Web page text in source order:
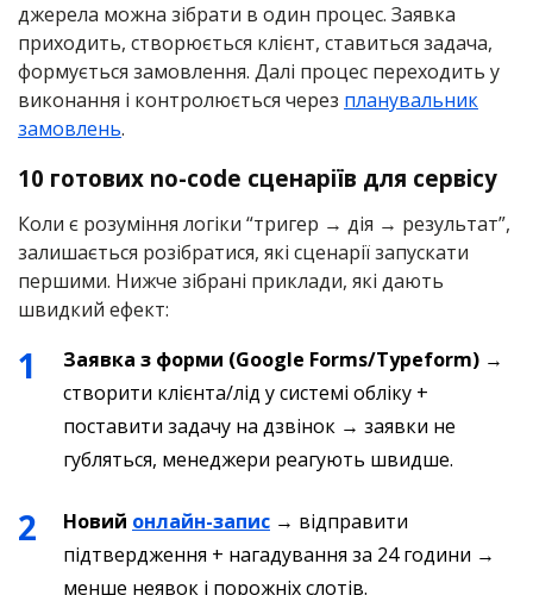
джерела можна зібрати в один процес. Заявка
приходить, створюється клієнт, ставиться задача,
формується замовлення. Далі процес переходить у
виконання і контролюється через планувальник
замовлень.
10 готових no-code сценаріїв для сервісу
Коли є розуміння логіки “тригер → дія → результат”,
залишається розібратися, які сценарії запускати
першими. Нижче зібрані приклади, які дають
швидкий ефект:
Заявка з форми (Google Forms/Typeform) →
створити клієнта/лід у системі обліку +
поставити задачу на дзвінок → заявки не
губляться, менеджери реагують швидше.
Новий онлайн-запис → відправити
підтвердження + нагадування за 24 години →
менше неявок і порожніх слотів.